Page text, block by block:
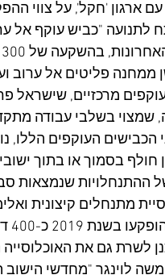
ארגון 'חקל', על צווי
ממחנה פליטים אל ערוב
מרכזיים, שישראל
הכבישים העוקפים הללו,
של כביש 60, עדיין חולף
ההתנחלויות שנמצאות
מתנחלים קיצונית
שמתוכנן לשרת גם את
לוינגר "מחדשי